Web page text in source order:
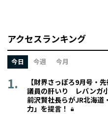
アクセスランキング
今日 今週 今月
【財界さっぽろ9月号・
議員の肝いり レバンガ
前沢賢社長らがJR北海道
力」を提言！